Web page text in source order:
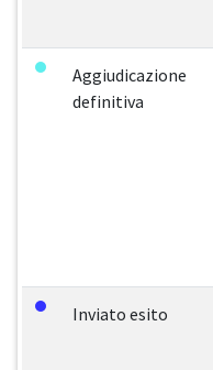
Aggiudicazione
definitiva
Inviato esito